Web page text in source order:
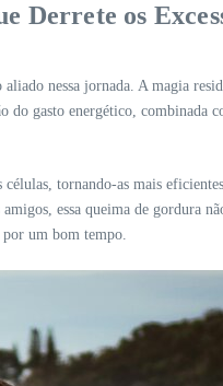
Derrete os
nessa jornada. A magia
gasto energético,
células, tornando-as mais
essa queima de gordura
por um bom tempo.